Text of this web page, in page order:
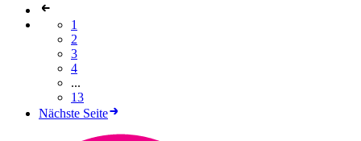
1
2
3
4
...
13
Nächste Seite